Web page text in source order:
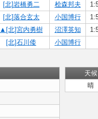
[北]岩橋勇二 桧森邦夫
[北]落合玄太 小国博行
▲[北]宮内勇樹 沼澤英知
[北]石川倭 小国博行
天候
晴